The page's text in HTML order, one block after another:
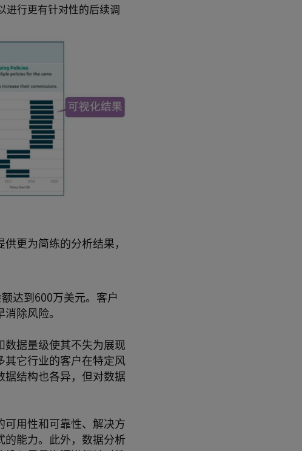
进行更有针对性的后续调
更为简练的分析结果，
达到600万美元。客户
除风险。
数据量级使其不失为展现
它行业的客户在特定风
结构也各异，但对数据
用性和可靠性、解决方
能力。此外，数据分析